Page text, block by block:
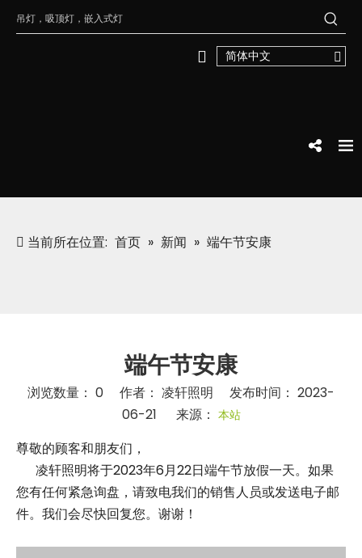
简体中文
当前所在位置: 首页 » 新闻 » 端午节安康
端午节安康
浏览数量： 0 作者： 凌轩照明 发布时间： 2023-
06-21 来源： 本站
["facebook","twitter","linkedin","whatsapp","wechat"]
尊敬的顾客和朋友们，
凌轩照明将于2023年6月22日端午节放假一天。如果
您有任何紧急询盘，请致电我们的销售人员或发送电子邮
件。我们会尽快回复您。谢谢！